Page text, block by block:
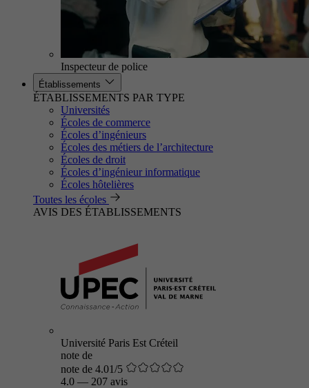
Inspecteur de police
Établissements
ÉTABLISSEMENTS PAR TYPE
Universités
Écoles de commerce
Écoles d’ingénieurs
Écoles des métiers de l’architecture
Écoles de droit
Écoles d’ingénieur informatique
Écoles hôtelières
Toutes les écoles
AVIS DES ÉTABLISSEMENTS
Université Paris Est Créteil
note de
note de 4.01/5
4.0 — 207 avis